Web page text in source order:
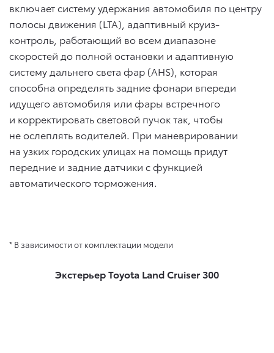
включает систему удержания автомобиля по центру
полосы движения (LTA), адаптивный круиз-
контроль, работающий во всем диапазоне
скоростей до полной остановки и адаптивную
систему дальнего света фар (AHS), которая
способна определять задние фонари впереди
идущего автомобиля или фары встречного
и корректировать световой пучок так, чтобы
не ослеплять водителей. При маневрировании
на узких городских улицах на помощь придут
передние и задние датчики с функцией
автоматического торможения.
* В зависимости от комплектации модели
Экстерьер Toyota Land Cruiser 300